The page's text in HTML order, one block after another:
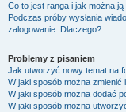
Co to jest ranga i jak można ją
Podczas próby wysłania
zalogowanie. Dlaczego?
Problemy z pisaniem
Jak utworzyć nowy temat na
W jaki sposób można zmienić
W jaki sposób można dodać
W jaki sposób można